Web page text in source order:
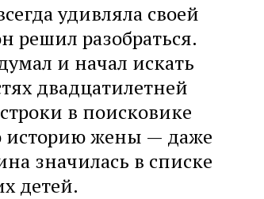
удивляла своей
решил разобраться.
и начал искать
двадцатилетней
в поисковике
историю жены — даже
значилась в списке
детей.